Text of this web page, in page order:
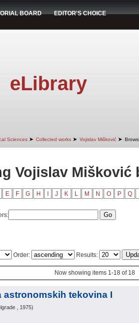
BOARD EDITOR'S CHOICE
eLibrary
Sciences ➤ Collected works ➤ Vojislav Mišković ➤
Vojislav Mišković
E F G H J K L M N O P Q
Order: Results:
Now showing items 1-18 of 18
astronomskih tekovina I
, 1975)